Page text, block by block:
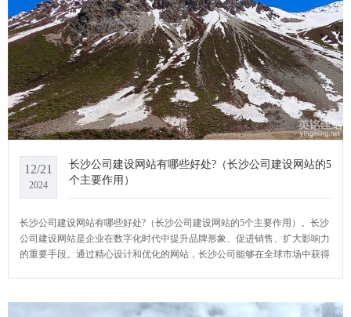
12/21
2024
长沙公司建设网站有哪些好处?（长沙公司建设网站的5
个主要作用）
长沙公司建设网站有哪些好处?（长沙公司建设网站的5个主要作用）。长沙
公司建设网站是企业在数字化时代中提升品牌形象、促进销售、扩大影响力
的重要手段。通过精心设计和优化的网站，长沙公司能够在全球市场中获得